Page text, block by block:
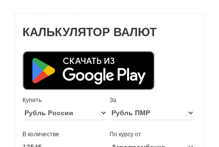
КАЛЬКУЛЯТОР ВАЛЮТ
Купить За
В количестве По курсу от